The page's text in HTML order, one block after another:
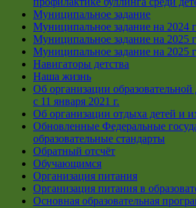
Муниципальное задание
Муниципальное задание на 2024
Муниципальное задание на 2025
Муниципальное задание на 2025
Навигаторы детства
Наша жизнь
Об организации
с 11 января 2021 г.
Об организации отдыха детей и
Обновленные Федеральные
образовательные стандарты
Обратный отсчёт
Обучающимся
Организация питания
Организация питания в
Основная образовательная